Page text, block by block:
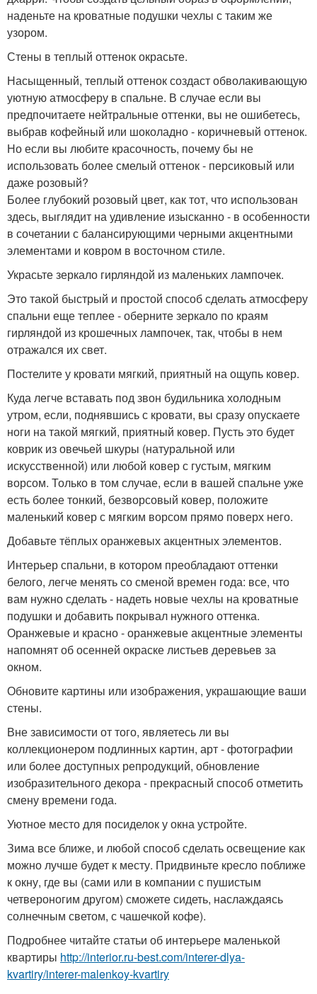
наденьте на кроватные подушки чехлы с таким же
узором.
Стены в теплый оттенок окрасьте.
Насыщенный, теплый оттенок создаст обволакивающую
уютную атмосферу в спальне. В случае если вы
предпочитаете нейтральные оттенки, вы не ошибетесь,
выбрав кофейный или шоколадно - коричневый оттенок.
Но если вы любите красочность, почему бы не
использовать более смелый оттенок - персиковый или
даже розовый?
Более глубокий розовый цвет, как тот, что использован
здесь, выглядит на удивление изысканно - в особенности
в сочетании с балансирующими черными акцентными
элементами и ковром в восточном стиле.
Украсьте зеркало гирляндой из маленьких лампочек.
Это такой быстрый и простой способ сделать атмосферу
спальни еще теплее - оберните зеркало по краям
гирляндой из крошечных лампочек, так, чтобы в нем
отражался их свет.
Постелите у кровати мягкий, приятный на ощупь ковер.
Куда легче вставать под звон будильника холодным
утром, если, поднявшись с кровати, вы сразу опускаете
ноги на такой мягкий, приятный ковер. Пусть это будет
коврик из овечьей шкуры (натуральной или
искусственной) или любой ковер с густым, мягким
ворсом. Только в том случае, если в вашей спальне уже
есть более тонкий, безворсовый ковер, положите
маленький ковер с мягким ворсом прямо поверх него.
Добавьте тёплых оранжевых акцентных элементов.
Интерьер спальни, в котором преобладают оттенки
белого, легче менять со сменой времен года: все, что
вам нужно сделать - надеть новые чехлы на кроватные
подушки и добавить покрывал нужного оттенка.
Оранжевые и красно - оранжевые акцентные элементы
напомнят об осенней окраске листьев деревьев за
окном.
Обновите картины или изображения, украшающие ваши
стены.
Вне зависимости от того, являетесь ли вы
коллекционером подлинных картин, арт - фотографии
или более доступных репродукций, обновление
изобразительного декора - прекрасный способ отметить
смену времени года.
Уютное место для посиделок у окна устройте.
Зима все ближе, и любой способ сделать освещение как
можно лучше будет к месту. Придвиньте кресло поближе
к окну, где вы (сами или в компании с пушистым
четвероногим другом) сможете сидеть, наслаждаясь
солнечным светом, с чашечкой кофе).
Подробнее читайте статьи об интерьере маленькой
квартиры http://interior.ru-best.com/interer-dlya-
kvartiry/interer-malenkoy-kvartiry